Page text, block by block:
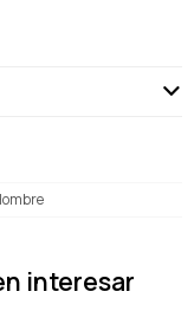
interesar